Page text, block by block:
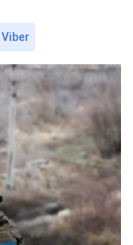
Viber